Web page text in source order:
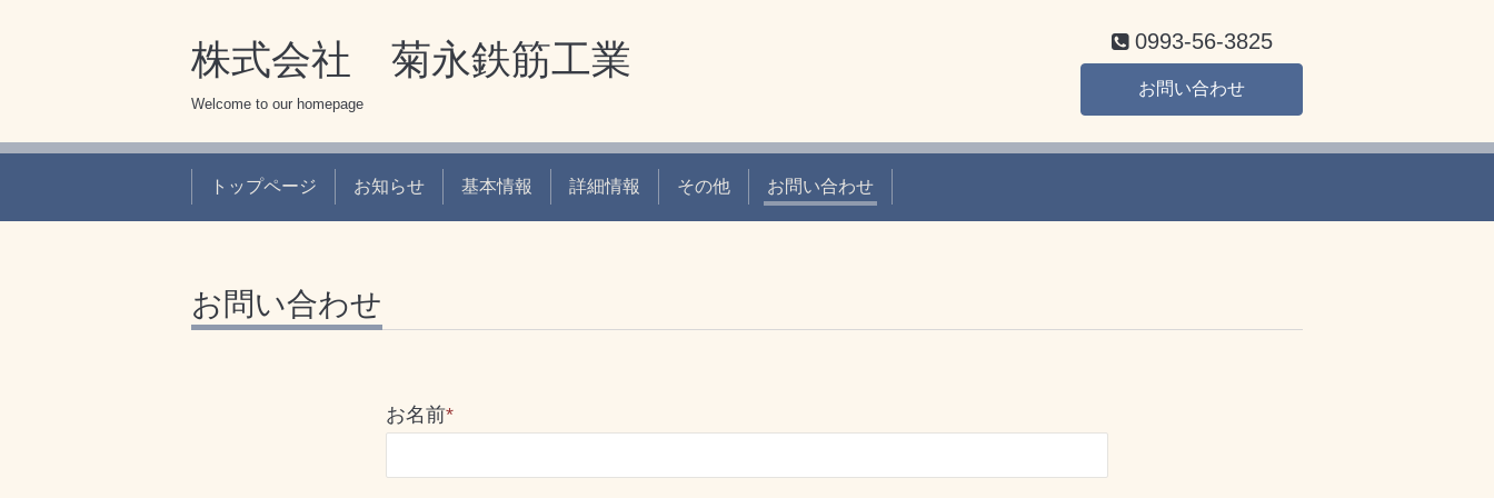
株式会社 菊永鉄筋工業
Welcome to our homepage
0993-56-3825
お問い合わせ
トップページ お知らせ 基本情報 詳細情報 その他 お問い合わせ
お問い合わせ
お名前*